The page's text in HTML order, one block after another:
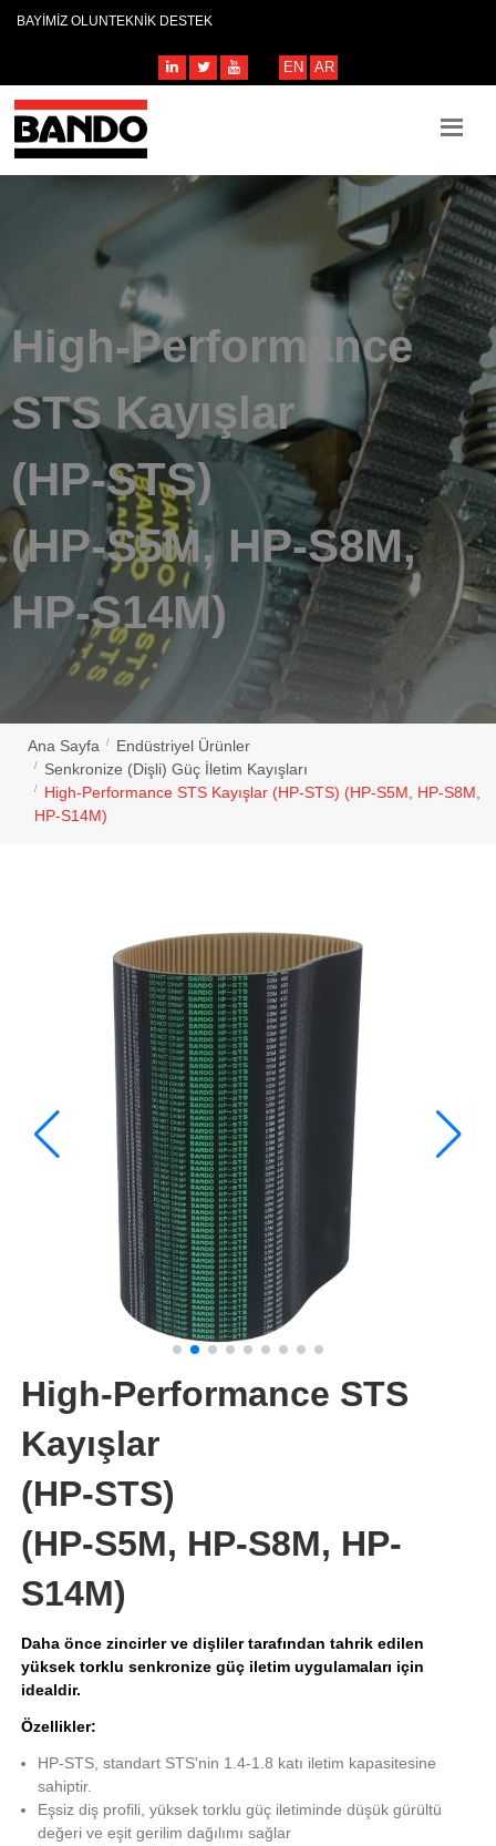
BAYİMİZ OLUNTEKNİK DESTEK
EN AR
High-Performance
STS Kayışlar
(HP-STS)
(HP-S5M, HP-S8M,
HP-S14M)
Ana Sayfa
Endüstriyel Ürünler
Senkronize (Dişli) Güç İletim Kayışları
High-Performance STS Kayışlar (HP-STS) (HP-S5M, HP-S8M,
HP-S14M)
High-Performance STS
Kayışlar
(HP-STS)
(HP-S5M, HP-S8M, HP-
S14M)
Daha önce zincirler ve dişliler tarafından tahrik edilen
yüksek torklu senkronize güç iletim uygulamaları için
idealdir.
Özellikler:
HP-STS, standart STS'nin 1.4-1.8 katı iletim kapasitesine
sahiptir.
Eşsiz diş profili, yüksek torklu güç iletiminde düşük gürültü
değeri ve eşit gerilim dağılımı sağlar